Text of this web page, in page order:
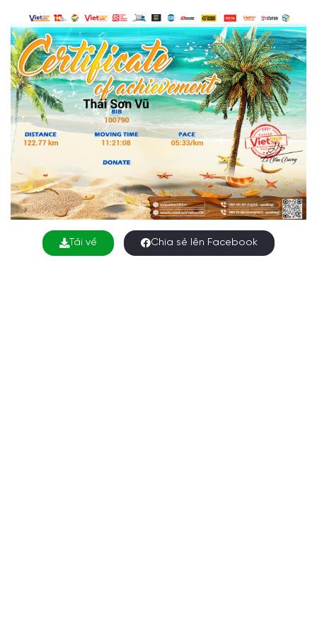
Tải về Chia sẻ lên Facebook